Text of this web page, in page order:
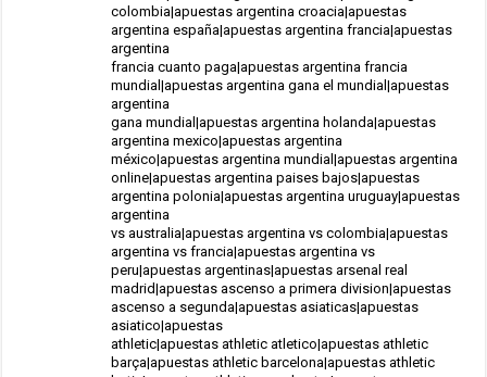
colombia|apuestas argentina croacia|apuestas
argentina españa|apuestas argentina francia|apuestas
argentina
francia cuanto paga|apuestas argentina francia
mundial|apuestas argentina gana el mundial|apuestas
argentina
gana mundial|apuestas argentina holanda|apuestas
argentina mexico|apuestas argentina
méxico|apuestas argentina mundial|apuestas argentina
online|apuestas argentina paises bajos|apuestas
argentina polonia|apuestas argentina uruguay|apuestas
argentina
vs australia|apuestas argentina vs colombia|apuestas
argentina vs francia|apuestas argentina vs
peru|apuestas argentinas|apuestas arsenal real
madrid|apuestas ascenso a primera division|apuestas
ascenso a segunda|apuestas asiaticas|apuestas
asiatico|apuestas
athletic|apuestas athletic atletico|apuestas athletic
barça|apuestas athletic barcelona|apuestas athletic